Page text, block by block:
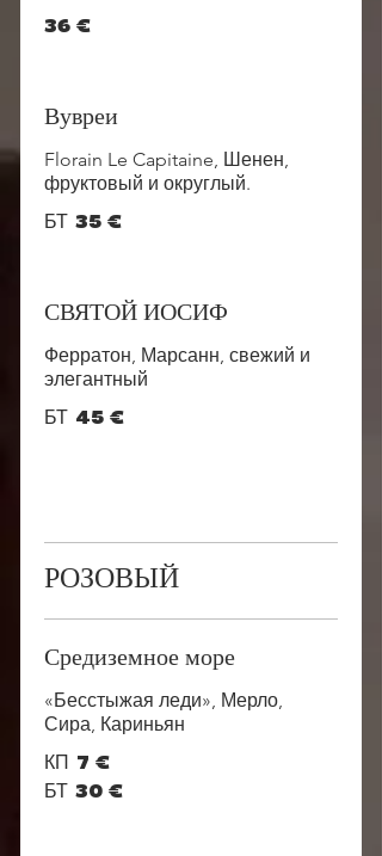
36 €
Вувреи
Florain Le Capitaine, Шенен,
фруктовый и округлый.
БТ 35 €
СВЯТОЙ ИОСИФ
Ферратон, Марсанн, свежий и
элегантный
БТ 45 €
РОЗОВЫЙ
Средиземное море
«Бесстыжая леди», Мерло,
Сира, Кариньян
КП 7 €
БТ 30 €